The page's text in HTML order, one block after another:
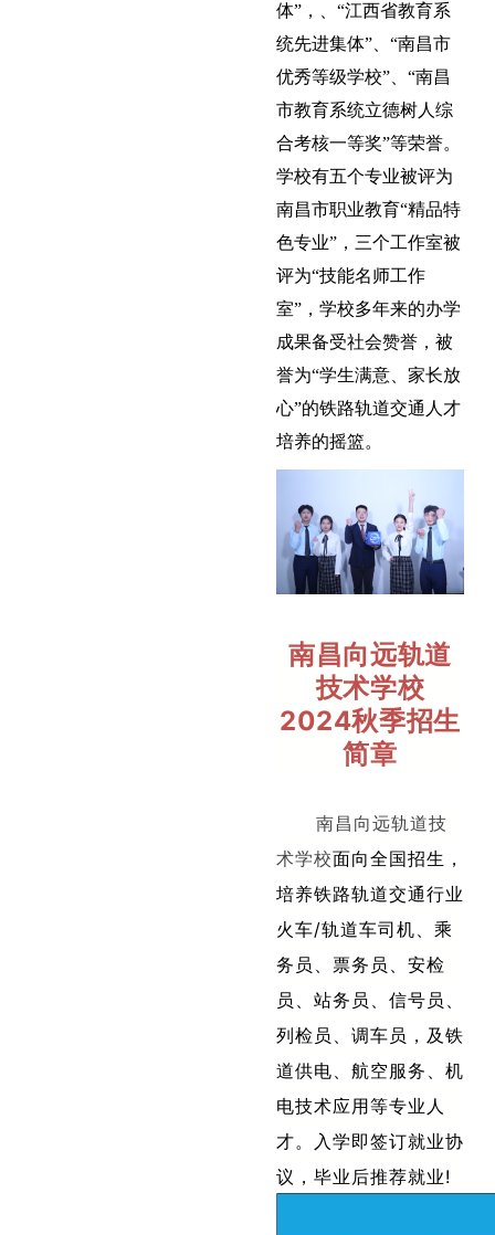
体”，、“江西省教育系
统先进集体”、“南昌市
优秀等级学校”、“南昌
市教育系统立德树人综
合考核一等奖”等荣誉。
学校有五个专业被评为
南昌市职业教育“精品特
色专业”，三个工作室被
评为“技能名师工作
室”，学校多年来的办学
成果备受社会赞誉，被
誉为“学生满意、家长放
心”的铁路轨道交通人才
培养的摇篮。
南昌向远轨道
技术学校
2024秋季招生
简章
南昌向远轨道技
术学校面向全国招生，
培养铁路轨道交通行业
火车/轨道车司机、乘
务员、票务员、安检
员、站务员、信号员、
列检员、调车员，及铁
道供电、航空服务、机
电技术应用等专业人
才。入学即签订就业协
议，毕业后推荐就业!